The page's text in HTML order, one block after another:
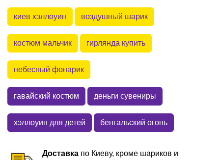
киев хэллоуин воздушный шарик
костюм мальчик гирлянда купить
небесный фонарик
гавайский костюм деньги сувениры
хэллоуин для детей бенгальский огонь
Доставка по Киеву, кроме шариков и